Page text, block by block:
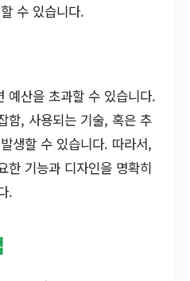
수 있습니다.
예산을 초과할 수 있습니다.
함, 사용되는 기술, 혹은 추
생할 수 있습니다. 따라서,
한 기능과 디자인을 명확히
.